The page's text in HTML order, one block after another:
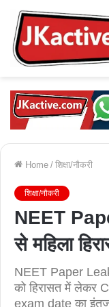
Home / शिक्षा/नौकरी
शिक्षा/नौकरी
NEET
से महिला
NEET Paper
को हिरासत में लेकर
exam date का